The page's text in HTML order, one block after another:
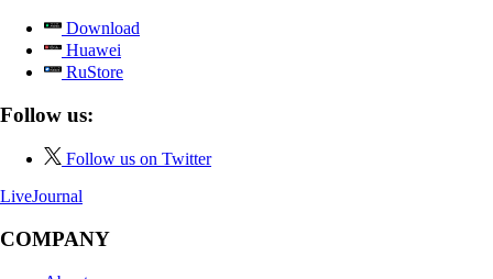
Download
Huawei
RuStore
Follow us:
Follow us on Twitter
LiveJournal
COMPANY